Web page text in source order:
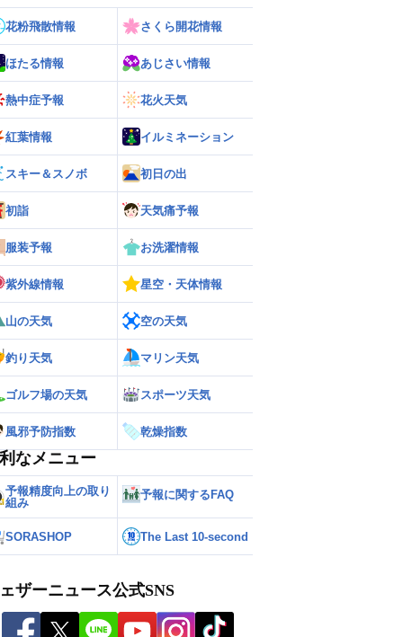
花粉飛散情報 さくら開花情報
ほたる情報 あじさい情報
熱中症予報 花火天気
紅葉情報 イルミネーション
スキー＆スノボ 初日の出
初詣 天気痛予報
服装予報 お洗濯情報
紫外線情報 星空・天体情報
山の天気 空の天気
釣り天気 マリン天気
ゴルフ場の天気 スポーツ天気
風邪予防指数 乾燥指数
なメニュー
予報精度向上の取り
組み
予報に関するFAQ
SORASHOP The Last 10-second
ザーニュース公式SNS